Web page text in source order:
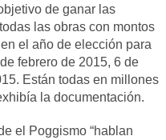
de ganar las
las obras con montos
el año de elección para
febrero de 2015, 6 de
Están todas en millones
la documentación.
el Poggismo “hablan